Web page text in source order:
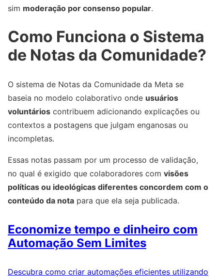
sim moderação por consenso popular.
Como Funciona o Sistema
de Notas da Comunidade?
O sistema de Notas da Comunidade da Meta se
baseia no modelo colaborativo onde usuários
voluntários contribuem adicionando explicações ou
contextos a postagens que julgam enganosas ou
incompletas.
Essas notas passam por um processo de validação,
no qual é exigido que colaboradores com visões
políticas ou ideológicas diferentes concordem com o
conteúdo da nota para que ela seja publicada.
Economize tempo e dinheiro com
Automação Sem Limites
Descubra como criar automações eficientes utilizando